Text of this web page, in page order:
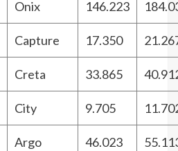
Onix 146.223
Capture 17.350
Creta 33.865
City 9.705
Argo 46.023